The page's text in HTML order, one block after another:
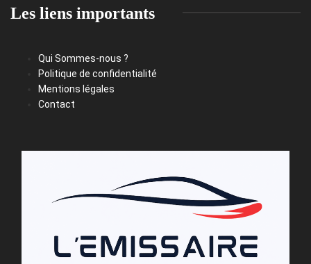
Les liens importants
Qui Sommes-nous ?
Politique de confidentialité
Mentions légales
Contact